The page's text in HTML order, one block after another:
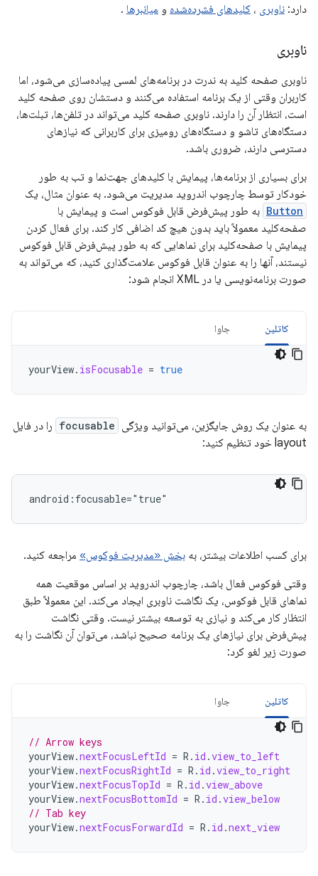
دارد: ناوبری ، کلیدهای فشرده‌شده و میانبرها .
ناوبری
ناوبری صفحه کلید به ندرت در برنامه‌های لمسی پیاده‌سازی می‌شود، اما
کاربران وقتی از یک برنامه استفاده می‌کنند و دستشان روی صفحه کلید
است، انتظار آن را دارند. ناوبری صفحه کلید می‌تواند در تلفن‌ها، تبلت‌ها،
دستگاه‌های تاشو و دستگاه‌های رومیزی برای کاربرانی که نیازهای
دسترسی دارند، ضروری باشد.
برای بسیاری از برنامه‌ها، پیمایش با کلیدهای جهت‌نما و تب به طور
خودکار توسط چارچوب اندروید مدیریت می‌شود. به عنوان مثال، یک
Button به طور پیش‌فرض قابل فوکوس است و پیمایش با
صفحه‌کلید معمولاً باید بدون هیچ کد اضافی کار کند. برای فعال کردن
پیمایش با صفحه‌کلید برای نماهایی که به طور پیش‌فرض قابل فوکوس
نیستند، آنها را به عنوان قابل فوکوس علامت‌گذاری کنید، که می‌تواند به
صورت برنامه‌نویسی یا در XML انجام شود:
کاتلین جاوا
yourView. isFocusable = true
به عنوان یک روش جایگزین، می‌توانید ویژگی focusable را در فایل
layout خود تنظیم کنید:
برای کسب اطلاعات بیشتر، به بخش «مدیریت فوکوس» مراجعه کنید.
وقتی فوکوس فعال باشد، چارچوب اندروید بر اساس موقعیت همه
نماهای قابل فوکوس، یک نگاشت ناوبری ایجاد می‌کند. این معمولاً طبق
انتظار کار می‌کند و نیازی به توسعه بیشتر نیست. وقتی نگاشت
پیش‌فرض برای نیازهای یک برنامه صحیح نباشد، می‌توان آن نگاشت را به
صورت زیر لغو کرد:
کاتلین جاوا
// Arrow keys
yourView.nextFocusLeftId = R . id .view_to_left
yourView.nextFocusRightId = R . id .view_to_right
yourView.nextFocusTopId = R . id .view_above
yourView.nextFocusBottomId = R . id .view_below
// Tab key
yourView.nextFocusForwardId = R . id .next_view